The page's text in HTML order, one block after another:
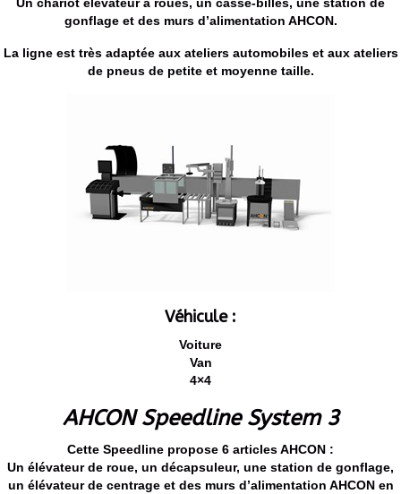
gonflage et des murs d’alimentation AHCON.
La ligne est très adaptée aux ateliers automobiles et aux ateliers
de pneus de petite et moyenne taille.
Véhicule :
Voiture
Van
4×4
AHCON Speedline System 3
Cette Speedline propose 6 articles AHCON :
Un élévateur de roue, un décapsuleur, une station de gonflage,
un élévateur de centrage et des murs d’alimentation AHCON en